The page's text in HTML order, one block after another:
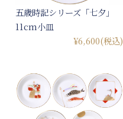
五歳時記シリーズ「七夕」
11cm小皿
¥6,600(税込)